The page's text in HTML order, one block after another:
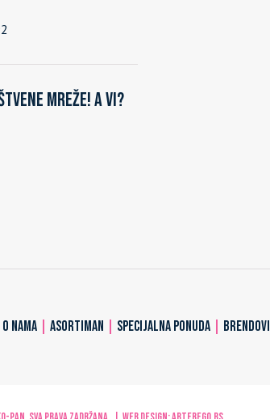
mreže! A vi?
O NAMA ASORTIMAN SPECIJALNA PONUDA BRENDOVI